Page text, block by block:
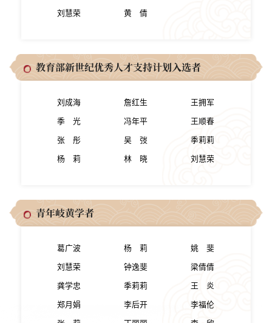
刘慧荣 黄 倩
教育部新世纪优秀人才支持计划入选者
刘成海 詹红生 王拥军
季 光 冯年平 王顺春
张 彤 吴 弢 季莉莉
杨 莉 林 晓 刘慧荣
青年岐黄学者
葛广波 杨 莉 姚 斐
刘慧荣 钟逸斐 梁倩倩
龚学忠 季莉莉 王 炎
郑月娟 李后开 李福伦